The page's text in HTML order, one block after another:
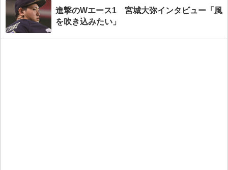
進撃のWエース1 宮城大弥インタビュー「風
を吹き込みたい」